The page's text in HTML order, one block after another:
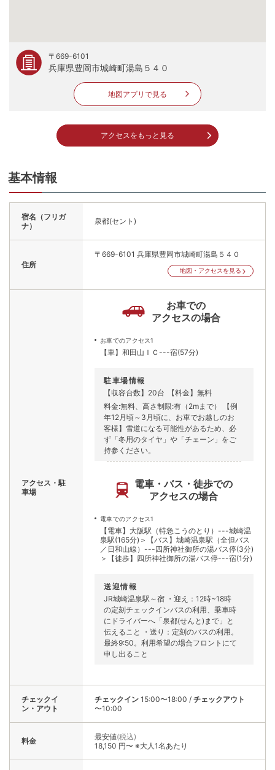
〒669-6101
兵庫県豊岡市城崎町湯島５４０
地図アプリで見る
アクセスをもっと見る
基本情報
宿名（フリガ
ナ）
泉都(セント)
住所
〒669-6101 兵庫県豊岡市城崎町湯島５４０
地図・アクセスを見る
アクセス・駐
車場
お車での
アクセスの場合
お車でのアクセス1
【車】和田山ＩＣ---宿(57分)
駐車場情報
【収容台数】20台
【料金】無料
料金:無料、高さ制限:有（2mまで） 【例
年12月頃～3月頃に、お車でお越しのお
客様】雪道になる可能性があるため、必
ず「冬用のタイヤ」や「チェーン」をご
持参ください。
電車・バス・徒歩での
アクセスの場合
電車でのアクセス1
【電車】大阪駅（特急こうのとり）---城崎温
泉駅(165分)＞【バス】城崎温泉駅（全但バス
／日和山線）---四所神社御所の湯バス停(3分)
＞【徒歩】四所神社御所の湯バス停---宿(1分)
送迎情報
JR城崎温泉駅～宿 ・迎え：12時~18時
の定刻チェックインバスの利用、乗車時
にドライバーへ「泉都(せんと)まで」と
伝えること ・送り：定刻のバスの利用。
最終9:50。利用希望の場合フロントにて
申し出ること
チェックイ
ン・アウト
チェックイン 15:00〜18:00 / チェックアウト
〜10:00
料金 最安値(税込)
18,150 円〜 ※大人1名あたり